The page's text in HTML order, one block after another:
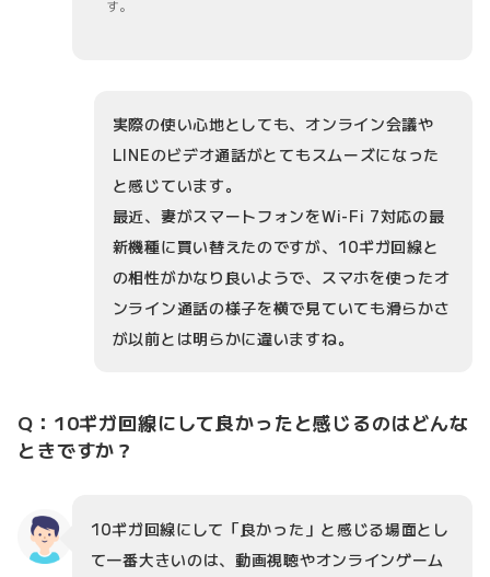
す。
実際の使い心地としても、オンライン会議や
LINEのビデオ通話がとてもスムーズになった
と感じています。
最近、妻がスマートフォンをWi-Fi 7対応の最
新機種に買い替えたのですが、10ギガ回線と
の相性がかなり良いようで、スマホを使ったオ
ンライン通話の様子を横で見ていても滑らかさ
が以前とは明らかに違いますね。
Q：10ギガ回線にして良かったと感じるのはどんな
ときですか？
10ギガ回線にして「良かった」と感じる場面とし
て一番大きいのは、動画視聴やオンラインゲーム